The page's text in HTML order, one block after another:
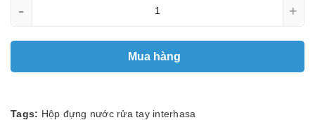
- +
Mua hàng
Tags: Hộp đựng nước rửa tay interhasa